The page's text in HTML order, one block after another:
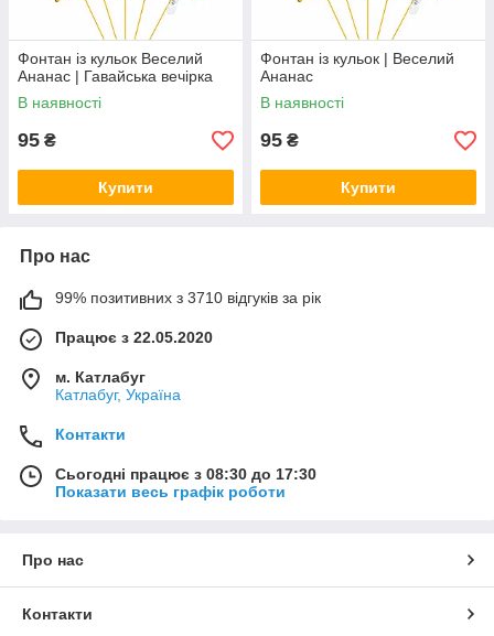
Фонтан із кульок Веселий
Ананас | Гавайська вечірка
В наявності
95 ₴
Купити
Фонтан із кульок | Веселий
Ананас
В наявності
95 ₴
Купити
Про нас
99% позитивних з 3710 відгуків за рік
Працює з 22.05.2020
м. Катлабуг
Катлабуг, Україна
Контакти
Сьогодні працює з 08:30 до 17:30
Показати весь графік роботи
Про нас
Контакти